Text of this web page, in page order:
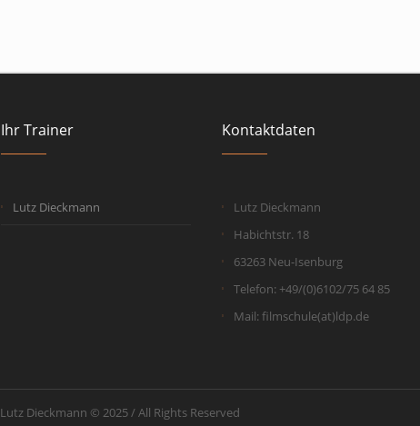
Ihr Trainer
Lutz Dieckmann
Kontaktdaten
Lutz Dieckmann
Habichtstr. 18
63263 Neu-Isenburg
Telefon: +49/(0)6102/75 64 85
Mail: filmschule(at)ldp.de
Lutz Dieckmann © 2025 / All Rights Reserved